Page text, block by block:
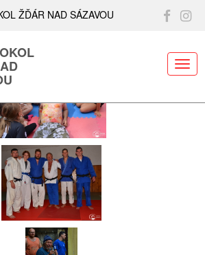
ŽĎÁR NAD SÁZAVOU
velikosti (nezmenšené) naleznete ZDE.